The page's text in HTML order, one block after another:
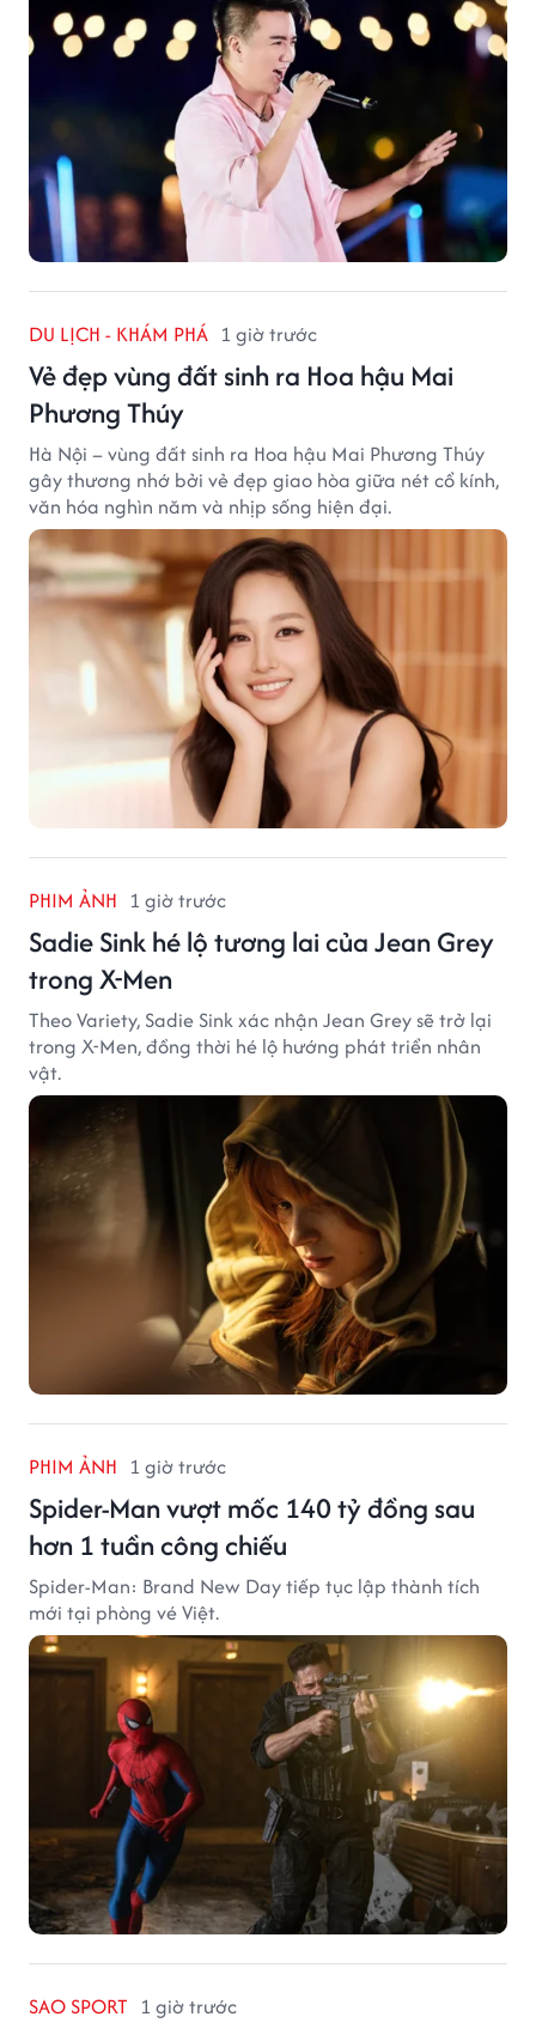
DU LỊCH - KHÁM PHÁ 1 giờ trước
Vẻ đẹp vùng đất sinh ra Hoa hậu Mai
Phương Thúy
Hà Nội – vùng đất sinh ra Hoa hậu Mai Phương Thúy
gây thương nhớ bởi vẻ đẹp giao hòa giữa nét cổ kính,
văn hóa nghìn năm và nhịp sống hiện đại.
PHIM ẢNH 1 giờ trước
Sadie Sink hé lộ tương lai của Jean Grey
trong X-Men
Theo Variety, Sadie Sink xác nhận Jean Grey sẽ trở lại
trong X-Men, đồng thời hé lộ hướng phát triển nhân
vật.
PHIM ẢNH 1 giờ trước
Spider-Man vượt mốc 140 tỷ đồng sau
hơn 1 tuần công chiếu
Spider-Man: Brand New Day tiếp tục lập thành tích
mới tại phòng vé Việt.
SAO SPORT 1 giờ trước